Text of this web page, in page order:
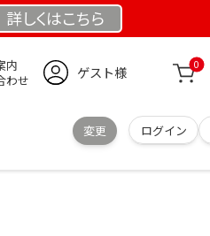
詳しくはこちら
内
わせ
ゲスト様 0
変更 ログイン